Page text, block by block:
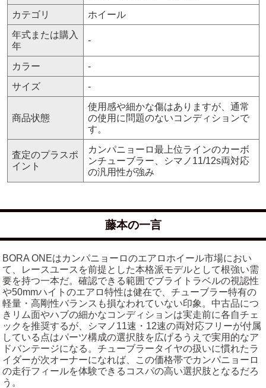
カテゴリ
ホイール
年式または購入
年
-
カラー
-
サイズ
-
商品状態
使用感や細かな傷はありますが、通常
の使用に問題のないコンディションで
す。
査定のプラスポ
イント
カンパニョーロ最上位ラインのカーボ
ンチューブラー、シマノ11/12s両対応
の汎用性が強み
藤本の一言
BORA ONEはカンパニョーロのエアロホイール市場におい
て、レースユースを前提とした本格派モデルとして根強い需
要を持つ一本だ。確認できる範囲でブライトラベルの視認性
や50mmハイトのエアロ特性は健在で、チューブラー特有の
軽量・高剛性バランスも損なわれていない印象。中古品につ
きリム面やハブの細かなコンディションは実走前に各自チェ
ックを推奨するが、シマノ11速・12速の両対応フリーが付属
している点はパーツ構成の選択肢を広げるうえで実用的なア
ドバンテージになる。チューブラータイヤの扱いに慣れたラ
イダーが次オーナーになれば、この価格帯でカンパニョーロ
の走行フィールを体験できるコスパの高い選択肢となるだろ
う。